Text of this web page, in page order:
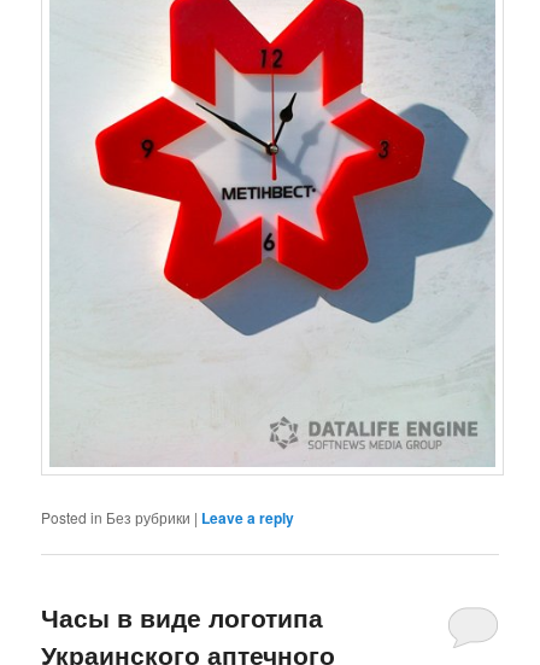
Posted in Без рубрики | Leave a reply
Часы в виде логотипа
Украинского аптечного